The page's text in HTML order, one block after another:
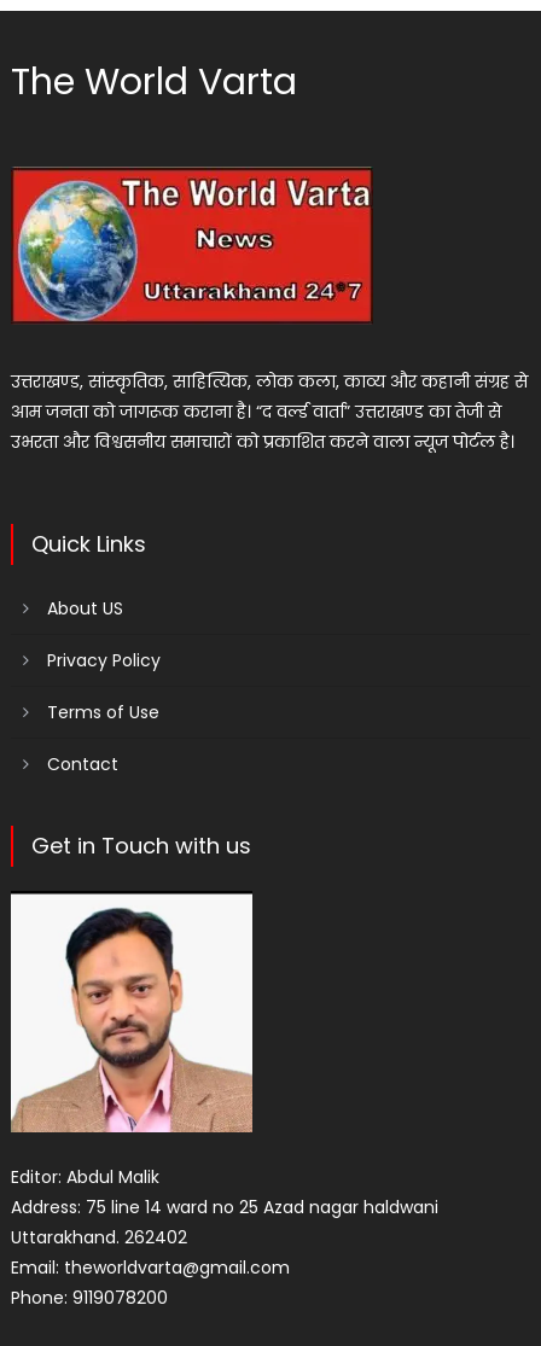
The World Varta
उत्तराखण्ड, सांस्कृतिक, साहित्यिक, लोक कला, काव्य और कहानी संग्रह से
आम जनता को जागरूक कराना है। “द वर्ल्ड वार्ता” उत्तराखण्ड का तेजी से
उभरता और विश्वसनीय समाचारों को प्रकाशित करने वाला न्यूज पोर्टल है।
Quick Links
About US
Privacy Policy
Terms of Use
Contact
Get in Touch with us
Editor: Abdul Malik
Address: 75 line 14 ward no 25 Azad nagar haldwani
Uttarakhand. 262402
Email: theworldvarta@gmail.com
Phone: 9119078200